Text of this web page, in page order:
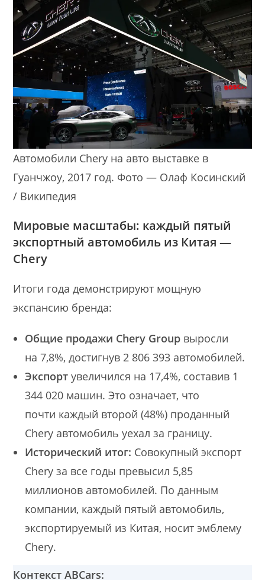
Автомобили Chery на авто выставке в
Гуанчжоу, 2017 год. Фото — Олаф Косинский
/ Википедия
Мировые масштабы: каждый пятый
экспортный автомобиль из Китая —
Chery
Итоги года демонстрируют мощную
экспансию бренда:
Общие продажи Chery Group выросли
на 7,8%, достигнув 2 806 393 автомобилей.
Экспорт увеличился на 17,4%, составив 1
344 020 машин. Это означает, что
почти каждый второй (48%) проданный
Chery автомобиль уехал за границу.
Исторический итог: Совокупный экспорт
Chery за все годы превысил 5,85
миллионов автомобилей. По данным
компании, каждый пятый автомобиль,
экспортируемый из Китая, носит эмблему
Chery.
Контекст ABCars: